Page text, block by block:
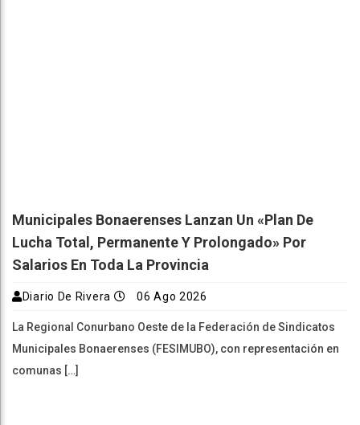
Municipales Bonaerenses Lanzan Un «plan De
Lucha Total, Permanente Y Prolongado» Por
Salarios En Toda La Provincia
Diario De Rivera 06 Ago 2026
La Regional Conurbano Oeste de la Federación de Sindicatos
Municipales Bonaerenses (FESIMUBO), con representación en
comunas […]